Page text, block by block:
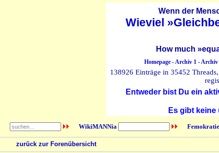
Wenn der
Wieviel
How much
Homepage-Archiv 1-Archiv
138926 Einträge in 35452
Entweder bist Du ein
Es gibt
WikiMANNia
zurück zur Forenübersicht